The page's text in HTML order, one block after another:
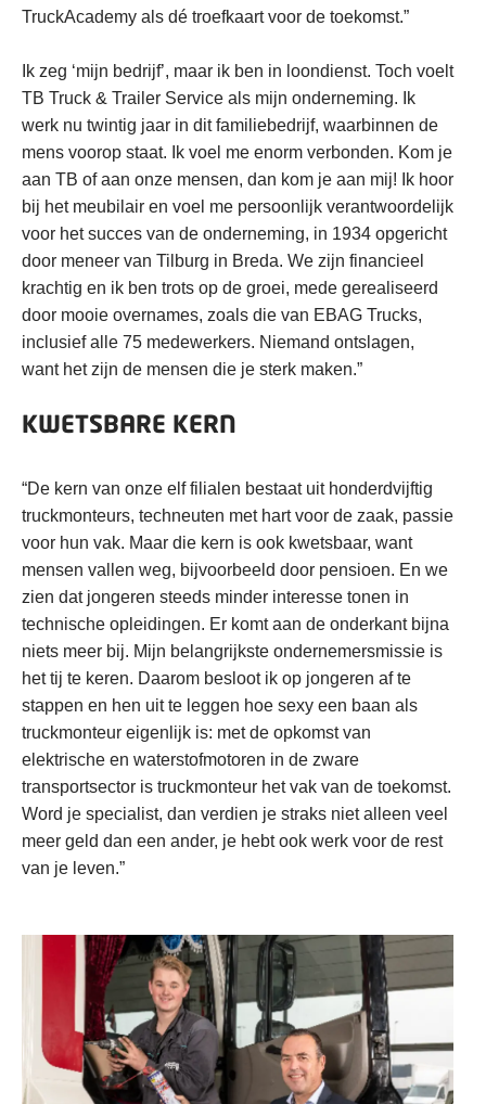
TruckAcademy als dé troefkaart voor de toekomst.”
Ik zeg ‘mijn bedrijf’, maar ik ben in loondienst. Toch voelt
TB Truck & Trailer Service als mijn onderneming. Ik
werk nu twintig jaar in dit familiebedrijf, waarbinnen de
mens voorop staat. Ik voel me enorm verbonden. Kom je
aan TB of aan onze mensen, dan kom je aan mij! Ik hoor
bij het meubilair en voel me persoonlijk verantwoordelijk
voor het succes van de onderneming, in 1934 opgericht
door meneer van Tilburg in Breda. We zijn financieel
krachtig en ik ben trots op de groei, mede gerealiseerd
door mooie overnames, zoals die van EBAG Trucks,
inclusief alle 75 medewerkers. Niemand ontslagen,
want het zijn de mensen die je sterk maken.”
KWETSBARE KERN
“De kern van onze elf filialen bestaat uit honderdvijftig
truckmonteurs, techneuten met hart voor de zaak, passie
voor hun vak. Maar die kern is ook kwetsbaar, want
mensen vallen weg, bijvoorbeeld door pensioen. En we
zien dat jongeren steeds minder interesse tonen in
technische opleidingen. Er komt aan de onderkant bijna
niets meer bij. Mijn belangrijkste ondernemersmissie is
het tij te keren. Daarom besloot ik op jongeren af te
stappen en hen uit te leggen hoe sexy een baan als
truckmonteur eigenlijk is: met de opkomst van
elektrische en waterstofmotoren in de zware
transportsector is truckmonteur het vak van de toekomst.
Word je specialist, dan verdien je straks niet alleen veel
meer geld dan een ander, je hebt ook werk voor de rest
van je leven.”